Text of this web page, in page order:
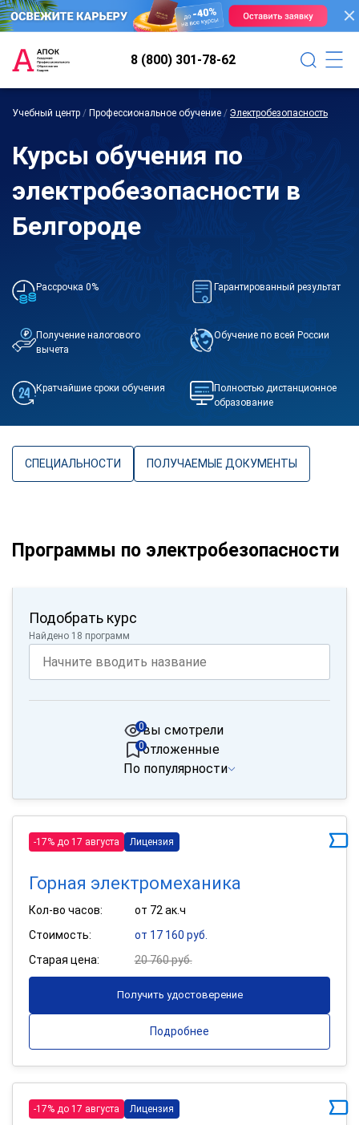
8 (800) 301-78-62
Учебный центр / Профессиональное обучение / Электробезопасность
Курсы обучения по
электробезопасности в
Белгороде
Рассрочка 0% Гарантированный результат
Получение налогового
вычета
Обучение по всей России
Кратчайшие сроки обучения
Полностью дистанционное
образование
СПЕЦИАЛЬНОСТИ ПОЛУЧАЕМЫЕ ДОКУМЕНТЫ
Программы по электробезопасности
Подобрать курс
Найдено 18 программ
вы смотрели
0
отложенные
0
По популярности
-17% до 17 августа Лицензия
Горная электромеханика
Кол-во часов:
от 72 ак.ч
Стоимость:
от 17 160 руб.
Старая цена:
20 760 руб.
Получить удостоверение
Подробнее
-17% до 17 августа Лицензия